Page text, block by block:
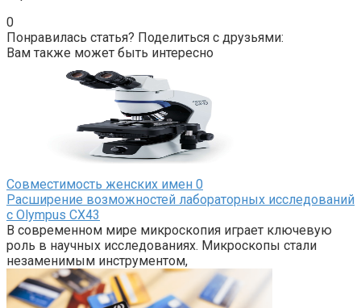
0
Понравилась статья? Поделиться с друзьями:
Вам также может быть интересно
Совместимость женских имен 0
Расширение возможностей лабораторных исследований
с Olympus CX43
В современном мире микроскопия играет ключевую
роль в научных исследованиях. Микроскопы стали
незаменимым инструментом,